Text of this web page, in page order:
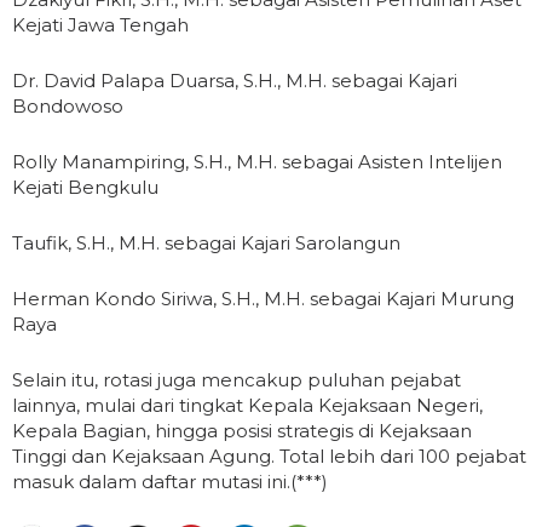
Kejati Jawa Tengah
Dr. David Palapa Duarsa, S.H., M.H. sebagai Kajari
Bondowoso
Rolly Manampiring, S.H., M.H. sebagai Asisten Intelijen
Kejati Bengkulu
Taufik, S.H., M.H. sebagai Kajari Sarolangun
Herman Kondo Siriwa, S.H., M.H. sebagai Kajari Murung
Raya
Selain itu, rotasi juga mencakup puluhan pejabat
lainnya, mulai dari tingkat Kepala Kejaksaan Negeri,
Kepala Bagian, hingga posisi strategis di Kejaksaan
Tinggi dan Kejaksaan Agung. Total lebih dari 100 pejabat
masuk dalam daftar mutasi ini.(***)